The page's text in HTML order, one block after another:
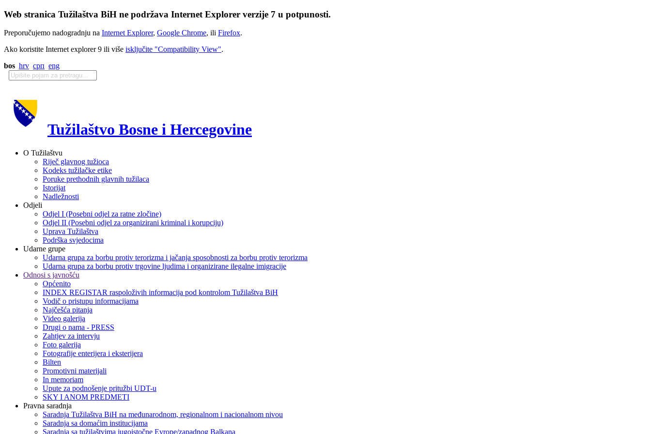
Web stranica Tužilaštva BiH ne podržava Internet Explorer verzije 7 u potpunosti.
Preporučujemo nadogradnju na Internet Explorer, Google Chrome, ili Firefox.
Ako koristite Internet explorer 9 ili više isključite "Compatibility View".
bos hrv срп eng
Tužilaštvo Bosne i Hercegovine
O Tužilaštvu
Riječ glavnog tužioca
Kodeks tužilačke etike
Poruke prethodnih glavnih tužilaca
Istorijat
Nadležnosti
Odjeli
Odjel I (Posebni odjel za ratne zločine)
Odjel II (Posebni odjel za organizirani kriminal i korupciju)
Uprava Tužilaštva
Podrška svjedocima
Udarne grupe
Udarna grupa za borbu protiv terorizma i jačanja sposobnosti za borbu protiv terorizma
Udarna grupa za borbu protiv trgovine ljudima i organizirane ilegalne imigracije
Odnosi s javnošću
Općenito
INDEX REGISTAR raspoloživih informacija pod kontrolom Tužilaštva BiH
Vodič o pristupu informacijama
Najčešća pitanja
Video galerija
Drugi o nama - PRESS
Zahtjev za intervju
Foto galerija
Fotografije enterijera i eksterijera
Bilten
Promotivni materijali
In memoriam
Upute za podnošenje pritužbi UDT-u
SKY I ANOM PREDMETI
Pravna saradnja
Saradnja Tužilaštva BiH na međunarodnom, regionalnom i nacionalnom nivou
Saradnja sa domaćim institucijama
Saradnja sa tužilaštvima jugoistočne Evrope/zapadnog Balkana